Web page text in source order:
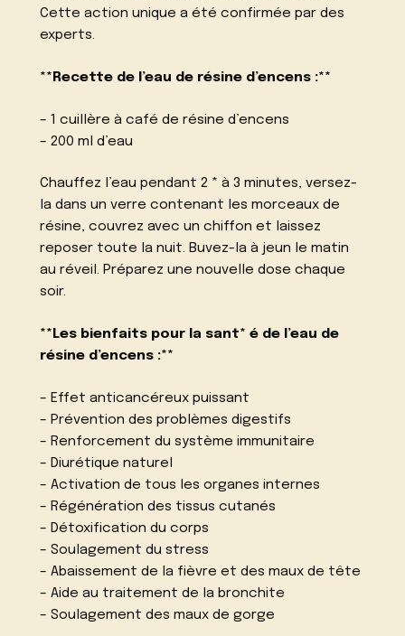
Cette action unique a été confirmée par des
experts.
**Recette de l’eau de résine d’encens :**
– 1 cuillère à café de résine d’encens
– 200 ml d’eau
Chauffez l’eau pendant 2 * à 3 minutes, versez-
la dans un verre contenant les morceaux de
résine, couvrez avec un chiffon et laissez
reposer toute la nuit. Buvez-la à jeun le matin
au réveil. Préparez une nouvelle dose chaque
soir.
**Les bienfaits pour la sant* é de l’eau de
résine d’encens :**
– Effet anticancéreux puissant
– Prévention des problèmes digestifs
– Renforcement du système immunitaire
– Diurétique naturel
– Activation de tous les organes internes
– Régénération des tissus cutanés
– Détoxification du corps
– Soulagement du stress
– Abaissement de la fièvre et des maux de tête
– Aide au traitement de la bronchite
– Soulagement des maux de gorge